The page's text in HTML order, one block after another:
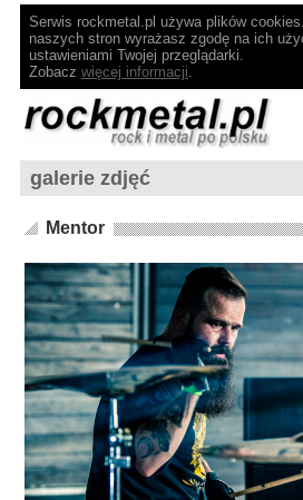
Serwis rockmetal.pl używa plików
naszych stron wyrażasz zgodę na ich
ustawieniami Twojej przeglądarki.
Zobacz więcej informacji.
galerie zdjęć
Mentor